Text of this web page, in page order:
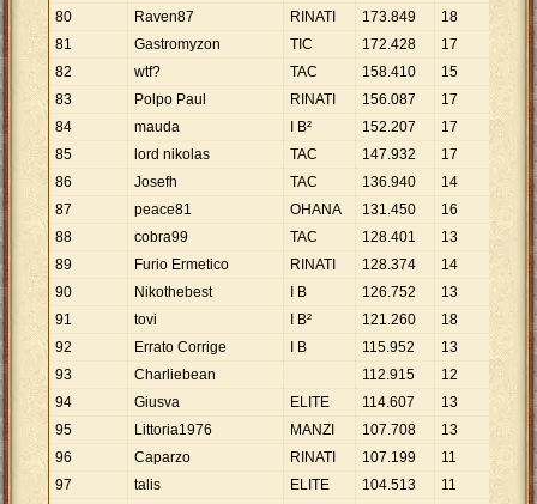
80
Raven87 RINATI 173.849 18
81
Gastromyzon TIC 172.428 17 10
82
wtf? TAC 158.410 15
83
Polpo Paul RINATI 156.087 17
84
mauda I B² 152.207 17
85
lord nikolas TAC 147.932 17 8
86
Josefh TAC 136.940 14
87
peace81 OHANA 131.450 16 8
88
cobra99 TAC 128.401 13
89
Furio Ermetico RINATI 128.374 14 9
90
Nikothebest I B 126.752 13
91
tovi I B² 121.260 18 6
92
Errato Corrige I B 115.952 13 8
93
Charliebean 112.915 12
94
Giusva ELITE 114.607 13 8
95
Littoria1976 MANZI 107.708 13
96
Caparzo RINATI 107.199 11
97
talis ELITE 104.513 11